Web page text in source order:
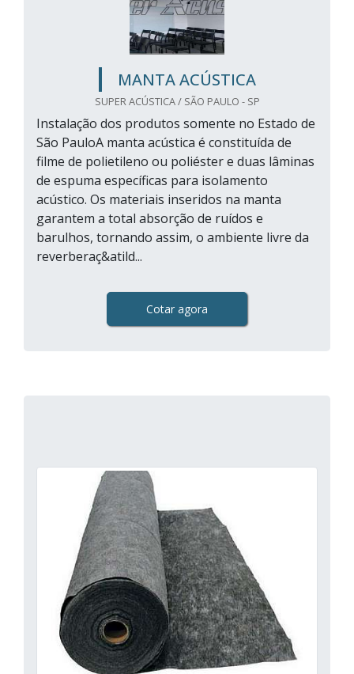
MANTA ACÚSTICA
SUPER ACÚSTICA / SÃO PAULO - SP
Instalação dos produtos somente no Estado de
São PauloA manta acústica é constituída de
filme de polietileno ou poliéster e duas lâminas
de espuma específicas para isolamento
acústico. Os materiais inseridos na manta
garantem a total absorção de ruídos e
barulhos, tornando assim, o ambiente livre da
reverberaç&atild...
Cotar agora